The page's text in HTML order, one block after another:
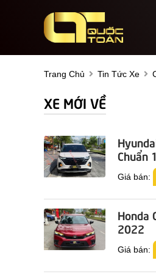
Trang Chủ Tin Tức Xe
XE MỚI VỀ
Chuẩn
Giá bán:
Honda
2022
Giá bán: